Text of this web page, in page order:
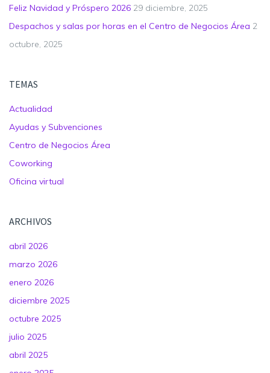
Feliz Navidad y Próspero 2026 29 diciembre, 2025
Despachos y salas por horas en el Centro de Negocios Área 2
octubre, 2025
TEMAS
Actualidad
Ayudas y Subvenciones
Centro de Negocios Área
Coworking
Oficina virtual
ARCHIVOS
abril 2026
marzo 2026
enero 2026
diciembre 2025
octubre 2025
julio 2025
abril 2025